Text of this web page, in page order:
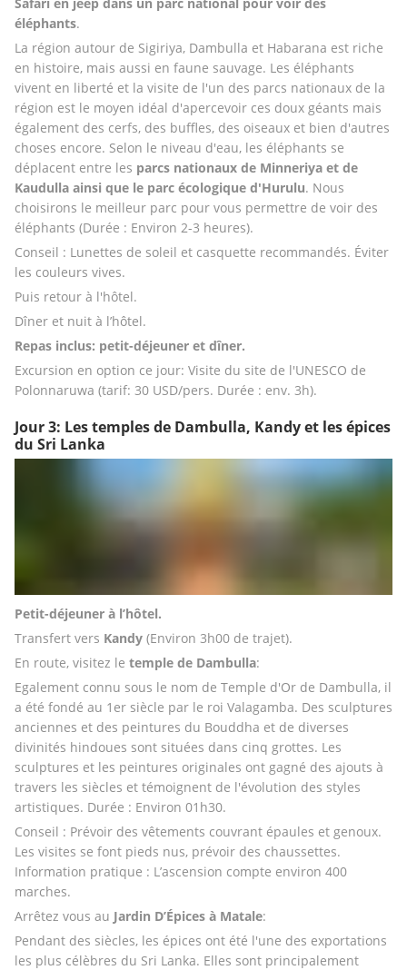
éléphants.
La région autour de Sigiriya, Dambulla et Habarana est riche
en histoire, mais aussi en faune sauvage. Les éléphants
vivent en liberté et la visite de l'un des parcs nationaux de la
région est le moyen idéal d'apercevoir ces doux géants mais
également des cerfs, des buffles, des oiseaux et bien d'autres
choses encore. Selon le niveau d'eau, les éléphants se
déplacent entre les parcs nationaux de Minneriya et de
Kaudulla ainsi que le parc écologique d'Hurulu. Nous
choisirons le meilleur parc pour vous permettre de voir des
éléphants (Durée : Environ 2-3 heures).
Conseil : Lunettes de soleil et casquette recommandés. Éviter
les couleurs vives.
Puis retour à l'hôtel.
Dîner et nuit à l’hôtel.
Repas inclus: petit-déjeuner et dîner.
Excursion en option ce jour: Visite du site de l'UNESCO de
Polonnaruwa (tarif: 30 USD/pers. Durée : env. 3h).
Jour 3: Les temples de Dambulla, Kandy et les épices
du Sri Lanka
Petit-déjeuner à l’hôtel.
Transfert vers Kandy (Environ 3h00 de trajet).
En route, visitez le temple de Dambulla:
Egalement connu sous le nom de Temple d'Or de Dambulla, il
a été fondé au 1er siècle par le roi Valagamba. Des sculptures
anciennes et des peintures du Bouddha et de diverses
divinités hindoues sont situées dans cinq grottes. Les
sculptures et les peintures originales ont gagné des ajouts à
travers les siècles et témoignent de l'évolution des styles
artistiques. Durée : Environ 01h30.
Conseil : Prévoir des vêtements couvrant épaules et genoux.
Les visites se font pieds nus, prévoir des chaussettes.
Information pratique : L’ascension compte environ 400
marches.
Arrêtez vous au Jardin D’Épices à Matale:
Pendant des siècles, les épices ont été l'une des exportations
les plus célèbres du Sri Lanka. Elles sont principalement